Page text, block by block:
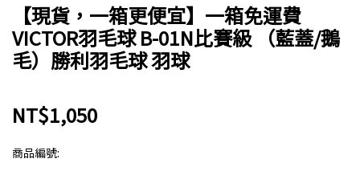
【現貨，一箱更便宜】一箱免運費
VICTOR羽毛球 B-01N比賽級 （藍蓋/鵝
毛）勝利羽毛球 羽球
NT$1,050
商品編號: